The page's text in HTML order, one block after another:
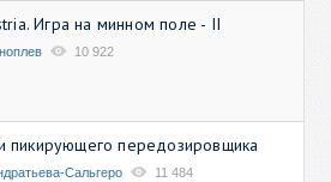
Игра на минном поле - II
10 922
пикирующего передозировщика
Сальгеро 11 484